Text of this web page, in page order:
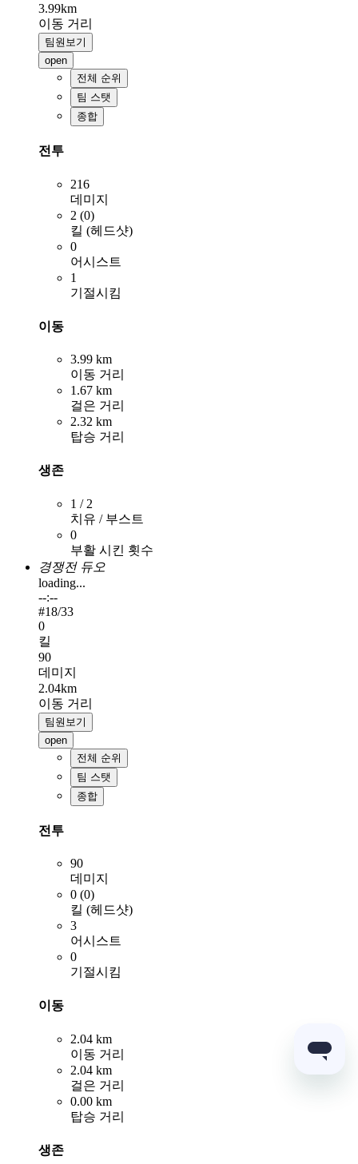
3.99km
이동 거리
팀원보기
open
전체 순위
팀 스탯
종합
전투
216
데미지
2 (0)
킬 (헤드샷)
0
어시스트
1
기절시킴
이동
3.99 km
이동 거리
1.67 km
걸은 거리
2.32 km
탑승 거리
생존
1 / 2
치유 / 부스트
0
부활 시킨 횟수
경쟁전 듀오
loading...
--:--
#18/33
0
킬
90
데미지
2.04km
이동 거리
팀원보기
open
전체 순위
팀 스탯
종합
전투
90
데미지
0 (0)
킬 (헤드샷)
3
어시스트
0
기절시킴
이동
2.04 km
이동 거리
2.04 km
걸은 거리
0.00 km
탑승 거리
생존